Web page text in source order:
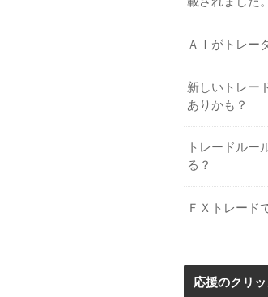
ＡＩがトレー
新しいトレー
ありかも？
トレードルー
る？
ＦＸトレード
応援のクリ